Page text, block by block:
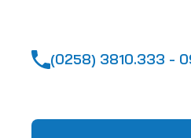
(0258) 3810.333 -